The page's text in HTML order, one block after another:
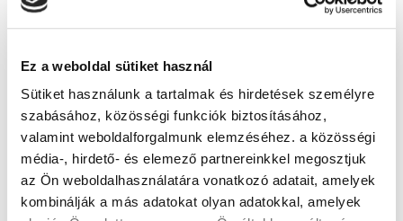
Ez a weboldal sütiket használ
Sütiket használunk a tartalmak és hirdetések személyre
szabásához, közösségi funkciók biztosításához,
valamint weboldalforgalmunk elemzéséhez. a közösségi
média-, hirdető- és elemező partnereinkkel megosztjuk
az Ön weboldalhasználatára vonatkozó adatait, amelyek
kombinálják a más adatokat olyan adatokkal, amelyek